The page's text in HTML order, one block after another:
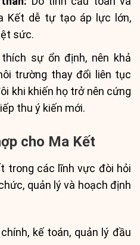
Kết dễ tự tạo áp lực lớn,
sức.
sự ổn định, nên khả
trường thay đổi liên tục
khi khiến họ trở nên cứng
thu ý kiến mới.
cho Ma Kết
trong các lĩnh vực đòi hỏi
quản lý và hoạch định
kế toán, quản lý đầu